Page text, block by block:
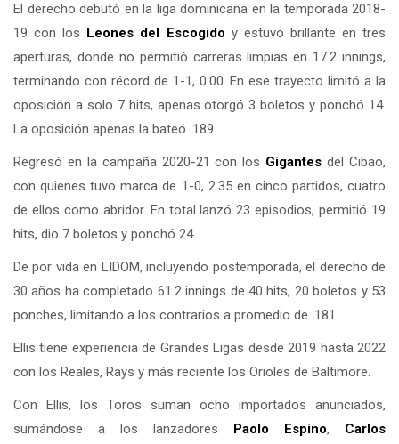
El derecho debutó en la liga dominicana en la temporada 2018-
19 con los Leones del Escogido y estuvo brillante en tres
aperturas, donde no permitió carreras limpias en 17.2 innings,
terminando con récord de 1-1, 0.00. En ese trayecto limitó a la
oposición a solo 7 hits, apenas otorgó 3 boletos y ponchó 14.
La oposición apenas la bateó .189.
Regresó en la campaña 2020-21 con los Gigantes del Cibao,
con quienes tuvo marca de 1-0, 2.35 en cinco partidos, cuatro
de ellos como abridor. En total lanzó 23 episodios, permitió 19
hits, dio 7 boletos y ponchó 24.
De por vida en LIDOM, incluyendo postemporada, el derecho de
30 años ha completado 61.2 innings de 40 hits, 20 boletos y 53
ponches, limitando a los contrarios a promedio de .181.
Ellis tiene experiencia de Grandes Ligas desde 2019 hasta 2022
con los Reales, Rays y más reciente los Orioles de Baltimore.
Con Ellis, los Toros suman ocho importados anunciados,
sumándose a los lanzadores Paolo Espino, Carlos